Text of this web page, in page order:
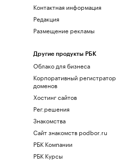
Контактная информация
Редакция
Размещение рекламы
Другие продукты РБК
Облако для бизнеса
Корпоративный регистратор
доменов
Хостинг сайтов
Рег.решения
Знакомства
Сайт знакомств podbor.ru
РБК Компании
РБК Курсы